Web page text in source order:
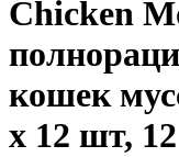
Chicken
кошек
х 12 шт,